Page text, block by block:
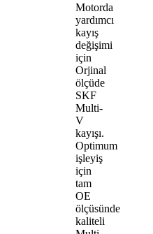
Motorda
yardımcı
kayış
değişimi
için
Orjinal
ölçüde
SKF
Multi-
V
kayışı.
Optimum
işleyiş
için
tam
OE
ölçüsünde
kaliteli